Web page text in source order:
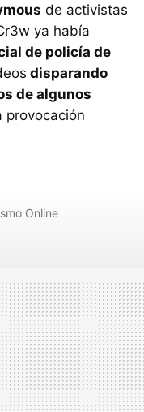
de activistas
ya había
de policía de
disparando
de algunos
provocación
Online